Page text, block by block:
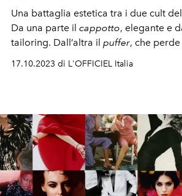
Una battaglia estetica tra i due cult
Da una parte il cappotto, elegante e
tailoring. Dall’altra il puffer, che
street per diventare super
17.10.2023 di L'OFFICIEL Italia